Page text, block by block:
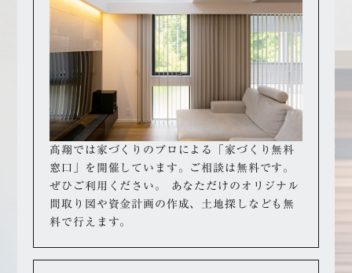
髙翔では家づくりのプロによる「家づくり無料
窓口」を開催しています。
ご相談は無料です。
ぜひご利用ください。
あなただけのオリジナル
間取り図や資金計画の作成、 土地探しなども無
料で行えます。